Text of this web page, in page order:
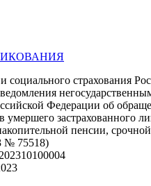
социального страхования
Федерации об
застрахованного
пенсии,
№ 75518)